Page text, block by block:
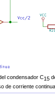
condensador C15
de corriente